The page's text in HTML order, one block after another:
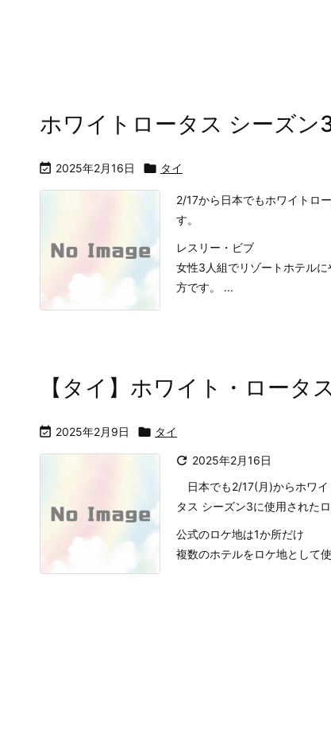
ホワイトロータス シーズン
 2025年2月16日  タイ
2/17から日本でもホワイトロ
す。
レスリー・ビブ
女性3人組でリゾートホテル
方です。 ...
【タイ】ホワイト・ロータ
 2025年2月9日  タイ
 2025年2月16日
日本でも2/17(月)からホワイ
タス シーズン3に使用された
公式のロケ地は1か所だけ
複数のホテルをロケ地として